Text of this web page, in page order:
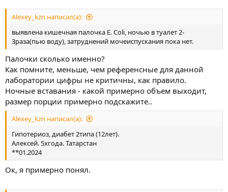
Alexey_kzn написал(а):
выявлена кишечная палочка E. Coli, ночью в туалет 2-
3раза(пью воду), затруднений мочеиспускания пока нет.
Палочки сколько именно?
Как помните, меньше, чем референсные для данной
лаборатории цифры не критичны, как правило.
Ночные вставания - какой примерно объем выходит,
размер порции примерно подскажите..
Alexey_kzn написал(а):
Гипотериоз, диабет 2типа (12лет).
Алексей. 5хгода. Татарстан
**01.2024
Ок, я примерно понял.